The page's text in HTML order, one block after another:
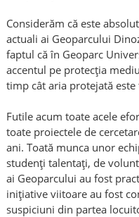
Considerăm că este
actuali ai Geoparcului
faptul că în Geoparc
accentul pe protecția
timp cât aria protejată
Futile acum toate acele
toate proiectele de
ani. Toată munca unor
studenți talentați, de
ai Geoparcului au fost
inițiative viitoare au fost
suspiciuni din partea